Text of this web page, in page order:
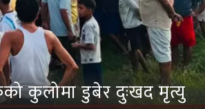
कुलोमा डुबेर दुःखद मृत्यु